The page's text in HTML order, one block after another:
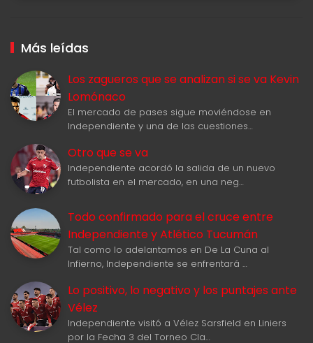
Más leídas
Los zagueros que se analizan si se va Kevin
Lomónaco
El mercado de pases sigue moviéndose en
Independiente y una de las cuestiones…
Otro que se va
Independiente acordó la salida de un nuevo
futbolista en el mercado, en una neg…
Todo confirmado para el cruce entre
Independiente y Atlético Tucumán
Tal como lo adelantamos en De La Cuna al
Infierno, Independiente se enfrentará …
Lo positivo, lo negativo y los puntajes ante
Vélez
Independiente visitó a Vélez Sarsfield en Liniers
por la Fecha 3 del Torneo Cla…